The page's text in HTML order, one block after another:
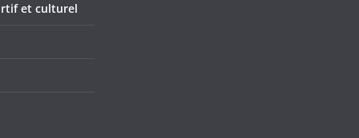
et culturel